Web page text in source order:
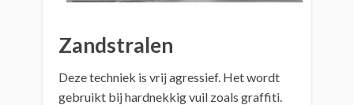
Zandstralen
Deze techniek is vrij agressief. Het wordt
gebruikt bij hardnekkig vuil zoals graffiti.